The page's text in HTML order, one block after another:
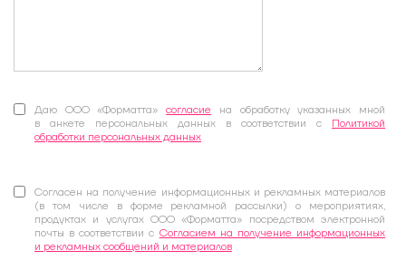
Даю ООО «Форматта»согласие на обработку указанных мной
в анкете персональных данных в соответствии с Политикой
обработки персональных данных
Согласен на получение информационных и рекламных материалов
(в том числе в форме рекламной рассылки) о мероприятиях,
продуктах и услугах ООО «Форматта» посредством электронной
почты в соответствии с Согласием на получение информационных
и рекламных сообщений и материалов